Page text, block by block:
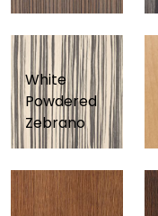
White
Powdered
Zebrano